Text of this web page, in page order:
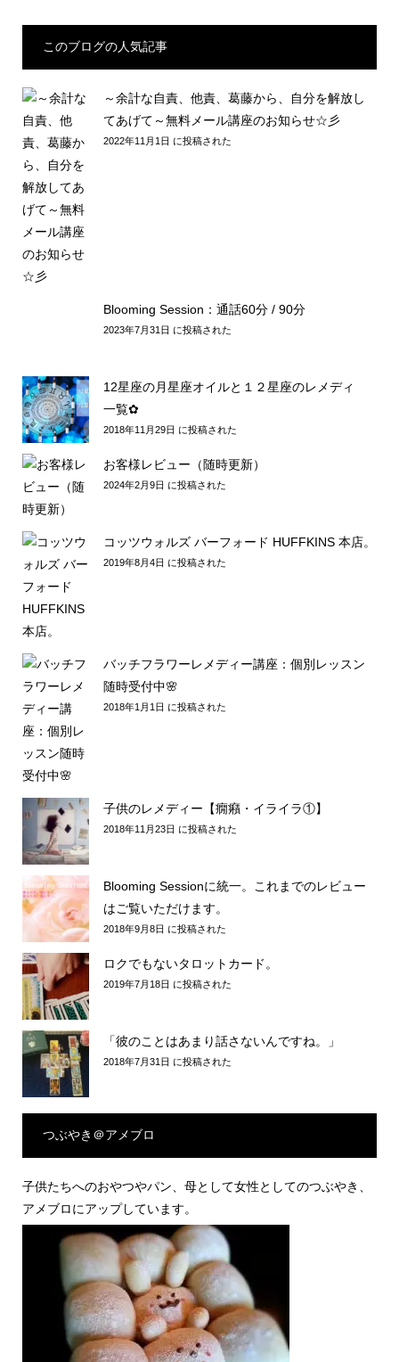
このブログの人気記事
～余計な自責、他責、葛藤から、自分を解放し
てあげて～無料メール講座のお知らせ☆彡
2022年11月1日 に投稿された
Blooming Session：通話60分 / 90分
2023年7月31日 に投稿された
12星座の月星座オイルと１２星座のレメディ
一覧✿
お客様レビュー（随時更新）
コッツウォルズ バーフォード HUFFKINS 本店。
バッチフラワーレメディー講座：個別レッスン
随時受付中🌸
子供のレメディー【癇癪・イライラ①】
Blooming Sessionに統一。これまでのレビュー
はご覧いただけます。
ロクでもないタロットカード。
「彼のことはあまり話さないんですね。」
つぶやき＠アメブロ
子供たちへのおやつやパン、母として女性としてのつぶやき、
アメブロにアップしています。